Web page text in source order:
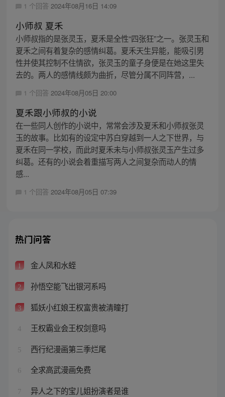
1 个回答 2024年08月16日 14:09
小师叔 夏禾
小师叔指的是张灵玉，夏禾是全性“四张狂”之一。张灵玉和
夏禾之间有着复杂的感情纠葛。夏禾天生异能，能吸引男
性并使其控制不住情欲，张灵玉的童子身便是在她这里失
去的。两人的感情线颇为曲折，尽管分属不同阵营，...
1 个回答 2024年08月05日 20:00
夏禾跟小师叔的小说
在一些同人创作的小说中，常常会涉及夏禾和小师叔张灵
玉的故事。比如有的设定中苏白穿越到一人之下世界，与
夏禾在同一学校，而此时夏禾未与小师叔张灵玉产生过多
纠葛。还有的小说会着重描写两人之间复杂而动人的情
感...
1 个回答 2024年08月05日 07:39
热门问答
1 金人凤和水蛭
2 孙悟空能飞出银河系吗
3 狐妖小红娘王权富贵被清瞳打
4 王权霸业会王权剑意吗
5 西行纪漫画第三季烂尾
6 全求高武漫画免费
7 异人之下的宝儿姐扮演者是谁